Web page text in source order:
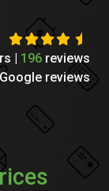
| 196 reviews
Google reviews